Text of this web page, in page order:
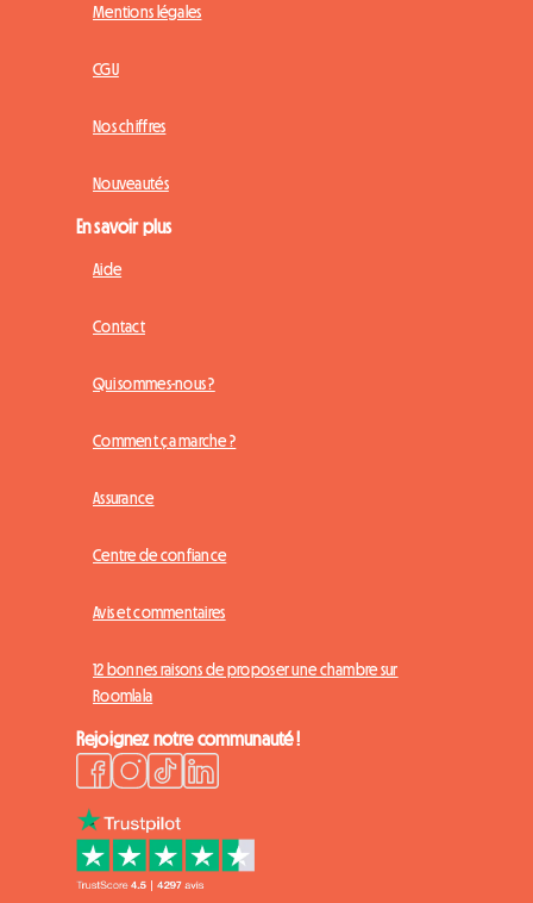
Mentions légales
CGU
Nos chiffres
Nouveautés
En savoir plus
Aide
Contact
Qui sommes-nous ?
Comment ça marche ?
Assurance
Centre de confiance
Avis et commentaires
12 bonnes raisons de proposer une chambre sur
Roomlala
Rejoignez notre communauté !